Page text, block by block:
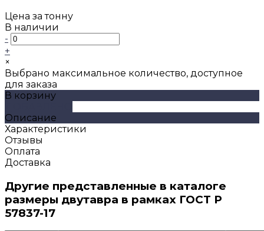
Цена за тонну
В наличии
-
+
×
Выбрано максимальное количество, доступное
для заказа
В корзину
Описание
Характеристики
Отзывы
Оплата
Доставка
Другие представленные в каталоге
размеры двутавра в рамках ГОСТ Р
57837-17